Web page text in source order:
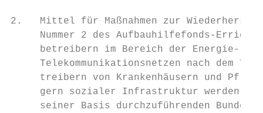
2.   Mittel für Maßnahmen zur
Nummer 2 des Aufbauhilfefonds-
betreibern im Bereich der Energie-
Telekommunikationsnetzen nach dem
treibern von Krankenhäusern und
gern sozialer Infrastruktur werden
seiner Basis durchzuführenden